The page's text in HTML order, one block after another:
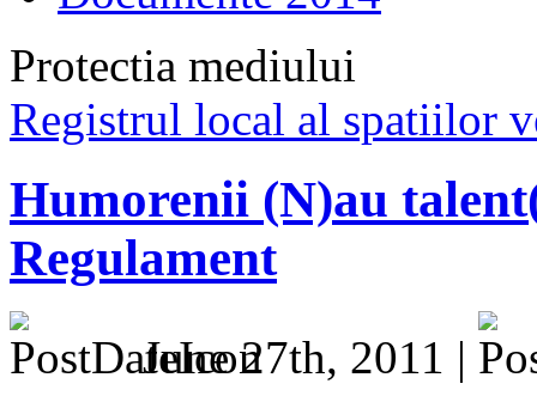
Protectia mediului
Registrul local al spatiilor
Humorenii (N)au
Regulament
June 27th, 2011 |